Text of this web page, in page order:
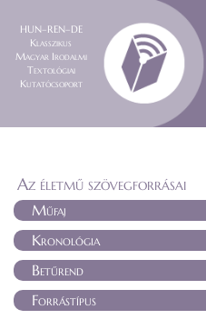
HUN–REN–DE
Klasszikus
Magyar Irodalmi
Textológiai
Kutatócsoport
Az életmű szövegforrásai
Műfaj
Kronológia
Betűrend
Forrástípus